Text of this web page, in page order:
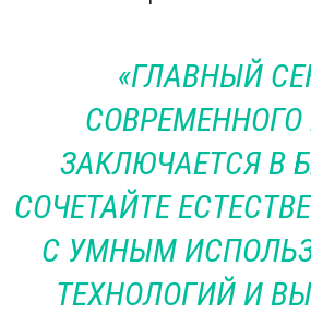
«ГЛАВНЫЙ
ЗАКЛЮЧАЕТСЯ В
СОЧЕТАЙТЕ
С УМНЫМ
ТЕХНОЛОГИЙ И